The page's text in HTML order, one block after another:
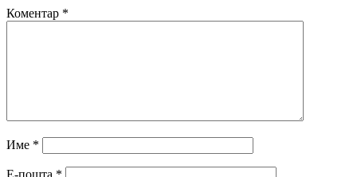
Коментар *
Име *